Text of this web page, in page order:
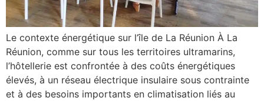
Le contexte énergétique sur l’île de La Réunion À La
Réunion, comme sur tous les territoires ultramarins,
l’hôtellerie est confrontée à des coûts énergétiques
élevés, à un réseau électrique insulaire sous contrainte
et à des besoins importants en climatisation liés au